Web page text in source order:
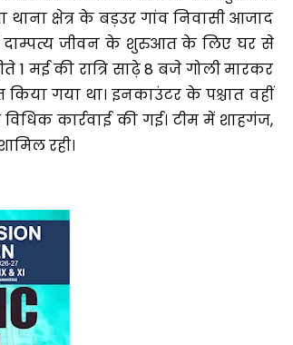
क्षेत्र के बड़उर गांव निवासी आजाद
दाम्पत्य जीवन के शुरुआत के लिए घर से
1 मई की रात्रि साढ़े 8 बजे गोली मारकर
गया था। इनकाउंटर के पश्चात वहीं
कार्रवाई की गई। टीम में शाहगंज,
रही।